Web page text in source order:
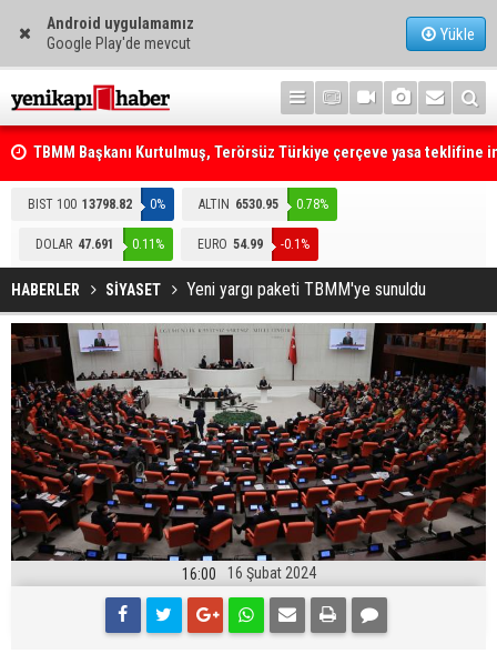
Android uygulamamız
Google Play'de mevcut
Yükle
TBMM Başkanı Kurtulmuş, Terörsüz Türkiye çerçeve yasa teklifine
attı
akılalmaz tuzak ifşa oldu
BIST 100 13798.82 0% ALTIN 6530.95 0.78%
DOLAR 47.691 0.11% EURO 54.99 -0.1%
HABERLER SİYASET Yeni yargı paketi TBMM'ye sunuldu
16:00 16 Şubat 2024